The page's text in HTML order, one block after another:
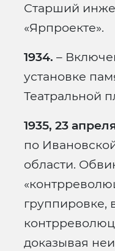
Старший
«Ярпроекте».
1934. –
установке
Театральной
1935, 23
по
области.
группировке,
доказывая